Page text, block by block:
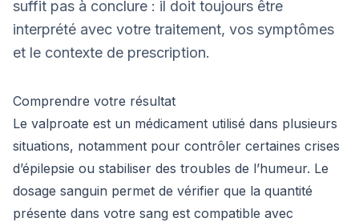
suffit pas à conclure : il doit toujours être
interprété avec votre traitement, vos symptômes
et le contexte de prescription.
Comprendre votre résultat
Le valproate est un médicament utilisé dans plusieurs
situations, notamment pour contrôler certaines crises
d’épilepsie ou stabiliser des troubles de l’humeur. Le
dosage sanguin permet de vérifier que la quantité
présente dans votre sang est compatible avec